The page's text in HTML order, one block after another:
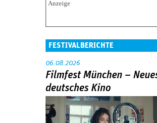
FESTIVALBERICHTE
06.08.2026
Filmfest München –
deutsches Kino